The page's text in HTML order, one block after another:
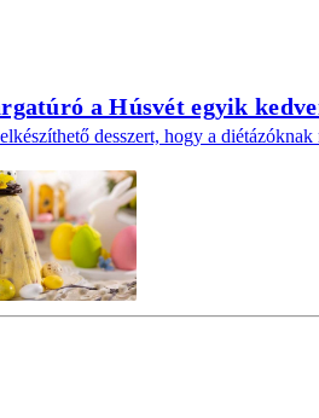
a Húsvét egyik
desszert, hogy a